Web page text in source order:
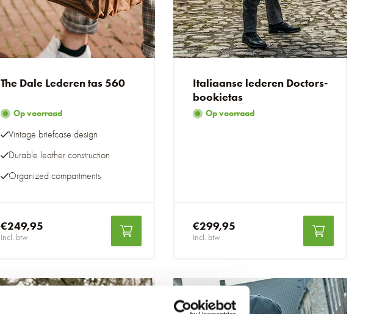
The Dale Lederen tas 560
Op voorraad
Vintage briefcase design
Durable leather construction
Organized compartments
€249,95
Incl. btw
Italiaanse lederen Doctors-
bookietas
Op voorraad
€299,95
Incl. btw